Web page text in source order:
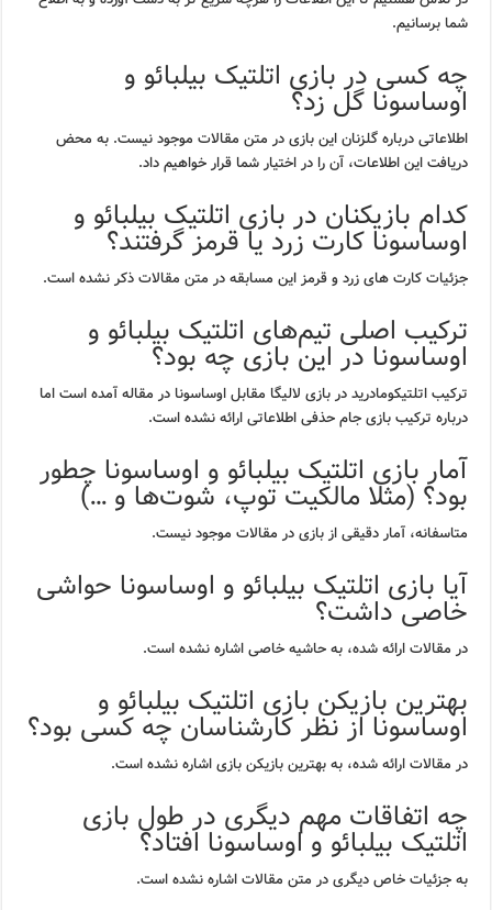
شما برسانیم.
چه کسی در بازی اتلتیک بیلبائو و
اوساسونا گل زد؟
اطلاعاتی درباره گلزنان این بازی در متن مقالات موجود نیست. به محض
دریافت این اطلاعات، آن را در اختیار شما قرار خواهیم داد.
کدام بازیکنان در بازی اتلتیک بیلبائو و
اوساسونا کارت زرد یا قرمز گرفتند؟
جزئیات کارت های زرد و قرمز این مسابقه در متن مقالات ذکر نشده است.
ترکیب اصلی تیم‌های اتلتیک بیلبائو و
اوساسونا در این بازی چه بود؟
ترکیب اتلتیکومادرید در بازی لالیگا مقابل اوساسونا در مقاله آمده است اما
درباره ترکیب بازی جام حذفی اطلاعاتی ارائه نشده است.
آمار بازی اتلتیک بیلبائو و اوساسونا چطور
بود؟ (مثلا مالکیت توپ، شوت‌ها و …)
متاسفانه، آمار دقیقی از بازی در مقالات موجود نیست.
آیا بازی اتلتیک بیلبائو و اوساسونا حواشی
خاصی داشت؟
در مقالات ارائه شده، به حاشیه خاصی اشاره نشده است.
بهترین بازیکن بازی اتلتیک بیلبائو و
اوساسونا از نظر کارشناسان چه کسی بود؟
در مقالات ارائه شده، به بهترین بازیکن بازی اشاره نشده است.
چه اتفاقات مهم دیگری در طول بازی
اتلتیک بیلبائو و اوساسونا افتاد؟
به جزئیات خاص دیگری در متن مقالات اشاره نشده است.